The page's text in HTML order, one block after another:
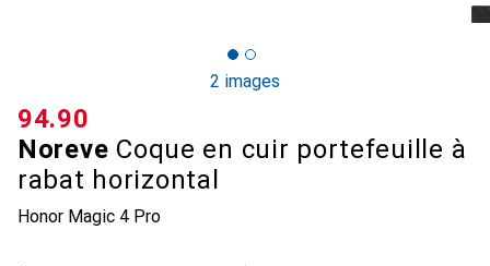
2 images
Noreve Coque en cuir portefeuille à
rabat horizontal
Honor Magic 4 Pro
CHF
94.90